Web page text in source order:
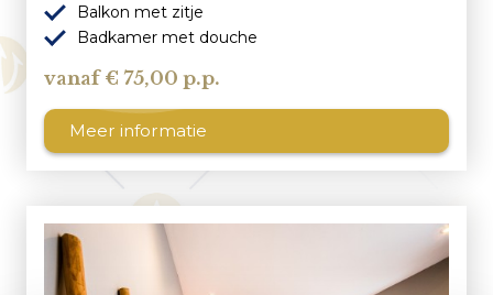
Balkon met zitje
Badkamer met douche
75,00 p.p.
Meer informatie